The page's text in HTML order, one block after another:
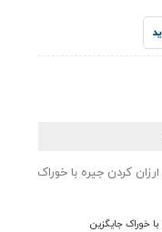
با خوراک جایگزین